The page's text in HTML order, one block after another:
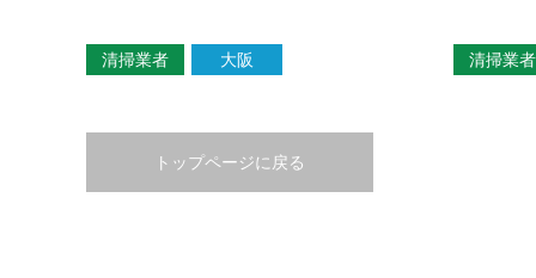
清掃業者 大阪 清掃業者
トップページに戻る